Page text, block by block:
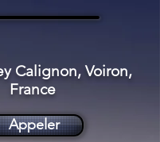
Calignon, Voiron,
France
Appeler